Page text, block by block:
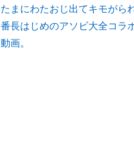
投
稿
たまにわたおじ出てキモがら
番長はじめのアソビ大全コラ
動画。